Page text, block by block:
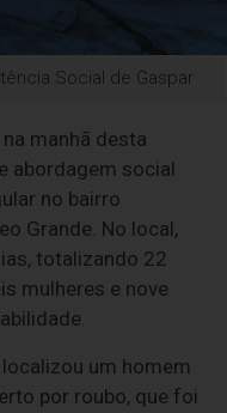
Social de Gaspar
manhã desta
abordagem social
no bairro
Grande. No local,
totalizando 22
mulheres e nove
um homem
por roubo, que foi